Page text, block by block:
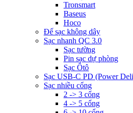
Tronsmart
Baseus
Hoco
Đế sạc không dây
Sạc nhanh QC 3.0
Sạc tường
Pin sạc dự phòng
Sạc Ôtô
Sạc USB-C PD (Power
Sạc nhiều cổng
2 -> 3 cổng
4 -> 5 cổng